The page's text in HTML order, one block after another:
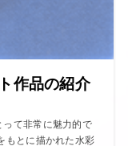
作品の紹介
って非常に魅力的で
もとに描かれた水彩